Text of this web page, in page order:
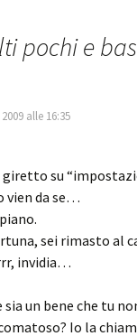
pochi e
alle 16:35
giretto su
vien da se…
sei rimasto al
invidia…
sia un bene che tu
Io la